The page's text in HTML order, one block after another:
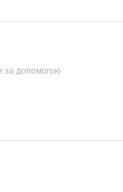
за допомогою